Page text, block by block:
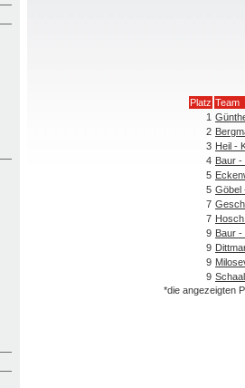
Platz Team
1
2
3 Heil -
4 Baur -
5
5 Göbel
7
7
9 Baur -
9
9
9
*die angezeigten